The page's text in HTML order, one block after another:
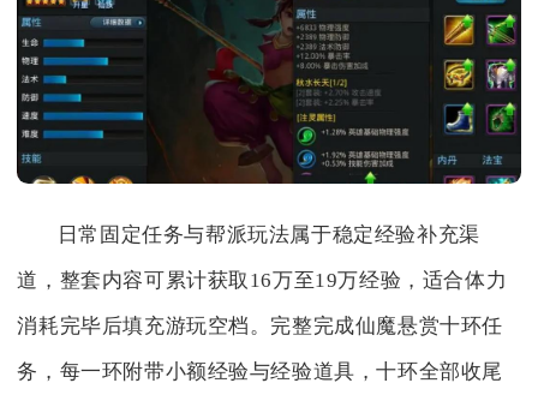
日常固定任务与帮派玩法属于稳定经验补充渠
道，整套内容可累计获取16万至19万经验，适合体力
消耗完毕后填充游玩空档。完整完成仙魔悬赏十环任
务，每一环附带小额经验与经验道具，十环全部收尾